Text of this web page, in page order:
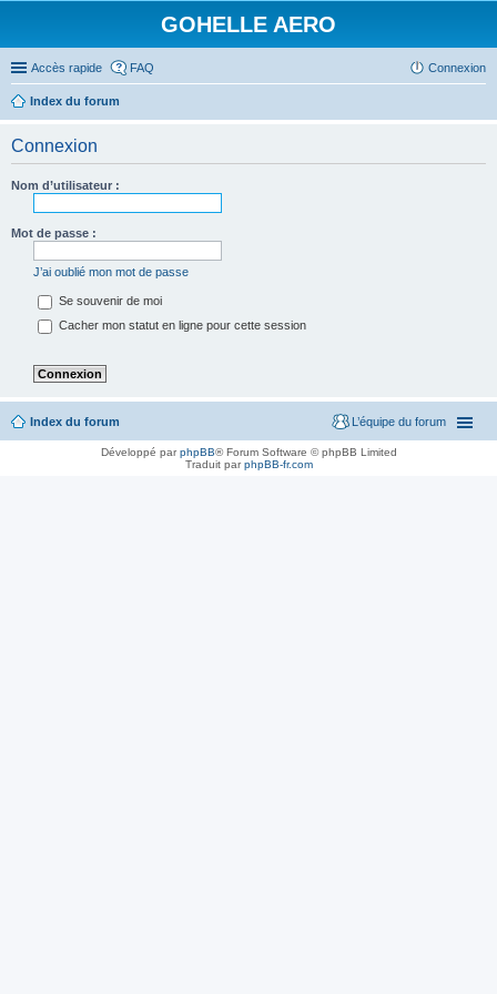
GOHELLE AERO
Accès rapide FAQ Connexion
Index du forum
Connexion
Nom d’utilisateur :
Mot de passe :
J’ai oublié mon mot de passe
Se souvenir de moi
Cacher mon statut en ligne pour cette session
Index du forum L’équipe du forum
Développé parphpBB® Forum Software © phpBB Limited
Traduit parphpBB-fr.com